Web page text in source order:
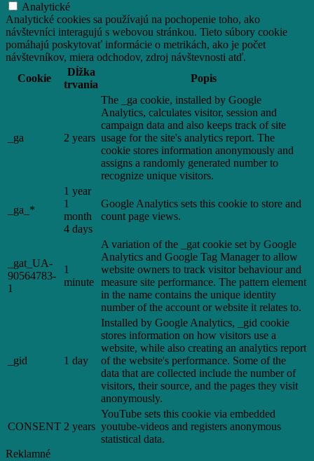
Analytické
Analytické cookies sa používajú na pochopenie toho, ako
návštevníci interagujú s webovou stránkou. Tieto súbory cookie
pomáhajú poskytovať informácie o metrikách, ako je počet
návštevníkov, miera odchodov, zdroj návštevnosti atď.
Cookie
Dĺžka
trvania
Popis
_ga 2 years
The _ga cookie, installed by Google
Analytics, calculates visitor, session and
campaign data and also keeps track of site
usage for the site's analytics report. The
cookie stores information anonymously and
assigns a randomly generated number to
recognize unique visitors.
_ga_*
1 year
1
month
4 days
Google Analytics sets this cookie to store and
count page views.
_gat_UA-
90564783-
1
1
minute
A variation of the _gat cookie set by Google
Analytics and Google Tag Manager to allow
website owners to track visitor behaviour and
measure site performance. The pattern element
in the name contains the unique identity
number of the account or website it relates to.
_gid 1 day
Installed by Google Analytics, _gid cookie
stores information on how visitors use a
website, while also creating an analytics report
of the website's performance. Some of the
data that are collected include the number of
visitors, their source, and the pages they visit
anonymously.
CONSENT 2 years
YouTube sets this cookie via embedded
youtube-videos and registers anonymous
statistical data.
Reklamné